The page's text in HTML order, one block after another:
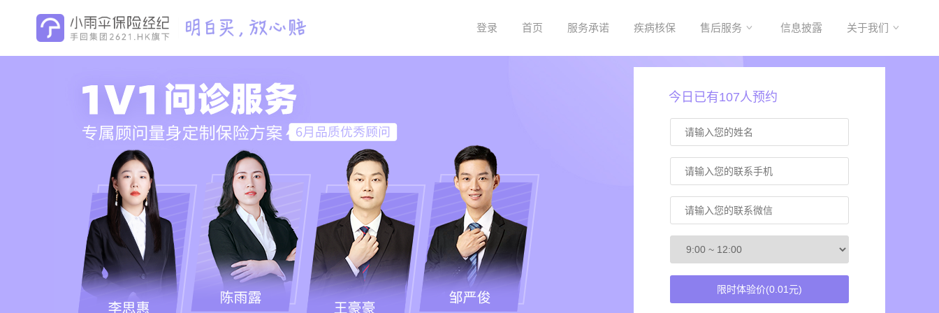
登录 首页 服务承诺 疾病核保 售后服务 信息披露 关于我们
今日已有107人预约
限时体验价(0.01元)